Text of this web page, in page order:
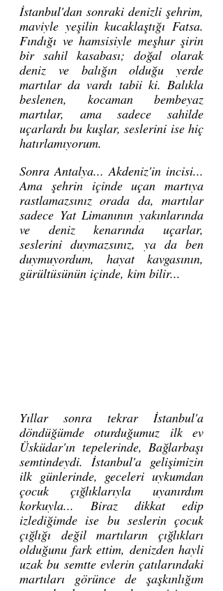
İstanbul'dan sonraki denizli şehrim,
maviyle yeşilin kucaklaştığı Fatsa.
Fındığı ve hamsisiyle meşhur şirin
bir sahil kasabası; doğal olarak
deniz ve balığın olduğu yerde
martılar da vardı tabii ki. Balıkla
beslenen, kocaman bembeyaz
martılar, ama sadece sahilde
uçarlardı bu kuşlar, seslerini ise hiç
hatırlamıyorum.
Sonra Antalya... Akdeniz'in incisi...
Ama şehrin içinde uçan martıya
rastlamazsınız orada da, martılar
sadece Yat Limanının yakınlarında
ve deniz kenarında uçarlar,
seslerini duymazsınız, ya da ben
duymuyordum, hayat kavgasının,
gürültüsünün içinde, kim bilir...
Yıllar sonra tekrar İstanbul'a
döndüğümde oturduğumuz ilk ev
Üsküdar'ın tepelerinde, Bağlarbaşı
semtindeydi. İstanbul'a gelişimizin
ilk günlerinde, geceleri uykumdan
çocuk çığlıklarıyla uyanırdım
korkuyla... Biraz dikkat edip
izlediğimde ise bu seslerin çocuk
çığlığı değil martıların çığlıkları
olduğunu fark ettim, denizden hayli
uzak bu semtte evlerin çatılarındaki
martıları görünce de şaşkınlığım